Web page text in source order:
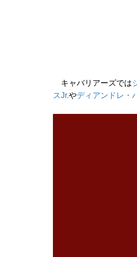
キャバリアーズでは
スJr.やディアンドレ・